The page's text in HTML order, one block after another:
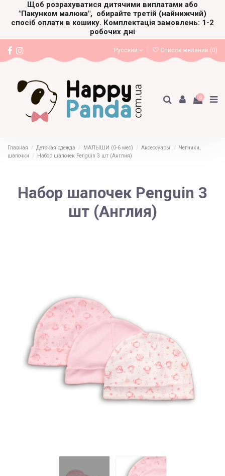
Щоб розрахуватися дитячими виплатами або
"Пакунком малюка", обирайте третій (найнижчий)
спосіб оплати в кошику. Комплектація замовлень: 1-2
робочих дні
Русский Список желаний (0)
0
Главная Детская одежда МАЛЫШИ (0-6 мес) Аксессуары
Чепчики,
шапочки
Набор шапочек Penguin 3 шт (Англия)
Набор шапочек Penguin 3
шт (Англия)